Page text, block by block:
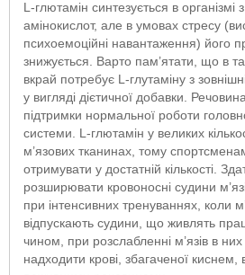
L-глютамін синтезується в організмі
амінокислот, але в умовах стресу
психоемоційні навантаження) його
знижується. Варто пам’ятати, що в
вкрай потребує L-глутаміну з
у вигляді дієтичної добавки.
підтримки нормальної роботи
системи. L-глютамін у великих
м’язових тканинах, тому
отримувати у достатній кількості.
розширювати кровоносні судини
при інтенсивних тренуваннях, коли
відпускають судини, що живлять
чином, при розслабленні м’язів в
надходити крові, збагаченої киснем,